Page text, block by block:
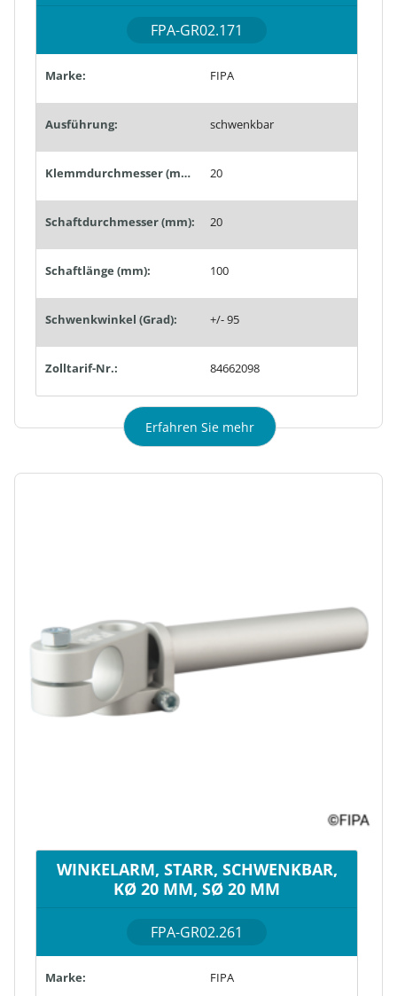
FPA-GR02.171
Marke: FIPA
Ausführung: schwenkbar
Klemmdurchmesser (mm): 20
Schaftdurchmesser (mm): 20
Schaftlänge (mm): 100
Schwenkwinkel (Grad): +/- 95
Zolltarif-Nr.: 84662098
Erfahren Sie mehr
WINKELARM, STARR, SCHWENKBAR,
KØ 20 MM, SØ 20 MM
FPA-GR02.261
Marke: FIPA